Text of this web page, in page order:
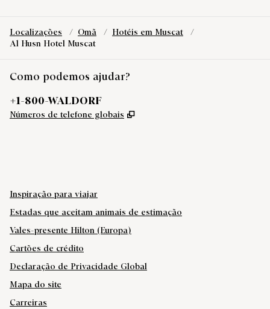
Localizações / Omã / Hotéis em Muscat
/
Al Husn Hotel Muscat
Como podemos ajudar?
Telefone:
+1-800-WALDORF
Números de telefone globais ,
Inspiração para viajar
Estadas que aceitam animais de estimação
Vales-presente Hilton (Europa)
Cartões de crédito
Declaração de Privacidade Global
Mapa do site
Carreiras